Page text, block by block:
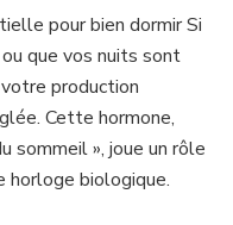
pour bien dormir Si
que vos nuits sont
production
Cette hormone,
sommeil », joue un rôle
horloge biologique.